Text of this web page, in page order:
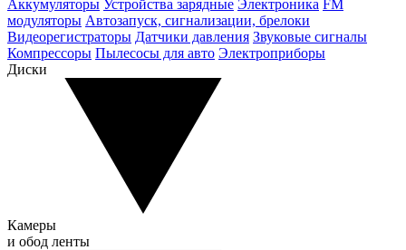
Аккумуляторы Устройства зарядные Электроника FM
модуляторы Автозапуск, сигнализации, брелоки
Видеорегистраторы Датчики давления Звуковые сигналы
Компрессоры Пылесосы для авто Электроприборы
Диски
Камеры
и обод ленты